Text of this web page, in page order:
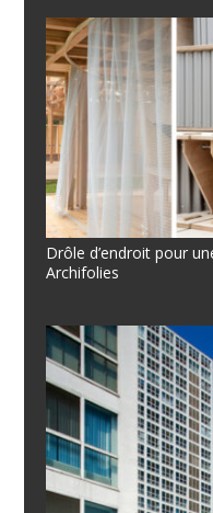
Drôle d’endroit pour
Archifolies